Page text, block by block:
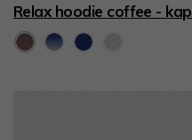
Relax hoodie coffee -